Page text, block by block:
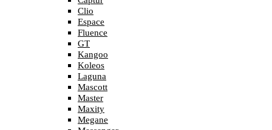
Clio
Espace
Fluence
GT
Kangoo
Koleos
Laguna
Mascott
Master
Maxity
Megane